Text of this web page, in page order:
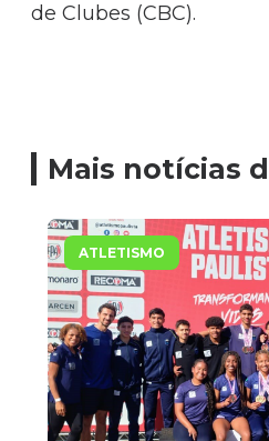
de Clubes (CBC).
Mais notícias
ATLETISMO